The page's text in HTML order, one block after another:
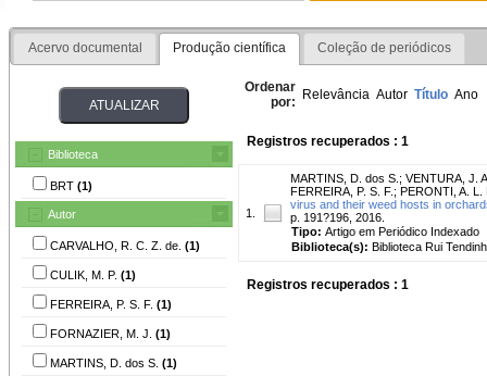
Acervo documental Produção científica Coleção de periódicos
Biblioteca
BRT (1)
Autor
CARVALHO, R. C. Z. de. (1)
CULIK, M. P. (1)
FERREIRA, P. S. F. (1)
FORNAZIER, M. J. (1)
MARTINS, D. dos S. (1)
Ordenar
por: Relevância Autor Título Ano
Registros recuperados : 1
1.
MARTINS, D. dos S. ; VENTURA, J.
FERREIRA, P. S. F. ; PERONTI, A. L.
virus and their weed hosts in
p. 191?196, 2016.
Tipo: Artigo em Periódico Indexado
Biblioteca(s): Biblioteca Rui
Registros recuperados : 1